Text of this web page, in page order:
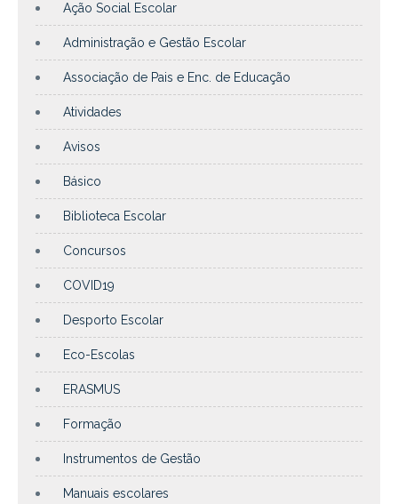
Ação Social Escolar
Administração e Gestão Escolar
Associação de Pais e Enc. de Educação
Atividades
Avisos
Básico
Biblioteca Escolar
Concursos
COVID19
Desporto Escolar
Eco-Escolas
ERASMUS
Formação
Instrumentos de Gestão
Manuais escolares